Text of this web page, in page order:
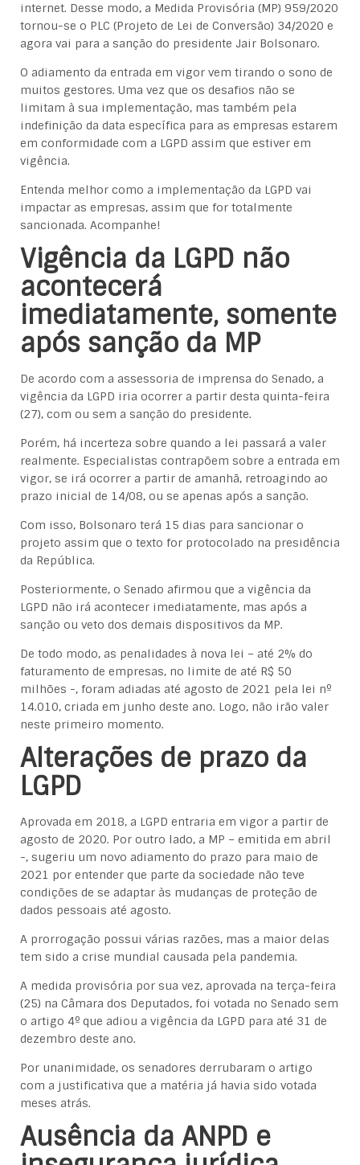
internet. Desse modo, a Medida Provisória (MP) 959/2020
tornou-se o PLC (Projeto de Lei de Conversão) 34/2020 e
agora vai para a sanção do presidente Jair Bolsonaro.
O adiamento da entrada em vigor vem tirando o sono de
muitos gestores. Uma vez que os desafios não se
limitam à sua implementação, mas também pela
indefinição da data específica para as empresas estarem
em conformidade com a LGPD assim que estiver em
vigência.
Entenda melhor como a implementação da LGPD vai
impactar as empresas, assim que for totalmente
sancionada. Acompanhe!
Vigência da LGPD não
acontecerá
imediatamente, somente
após sanção da MP
De acordo com a assessoria de imprensa do Senado, a
vigência da LGPD iria ocorrer a partir desta quinta-feira
(27), com ou sem a sanção do presidente.
Porém, há incerteza sobre quando a lei passará a valer
realmente. Especialistas contrapõem sobre a entrada em
vigor, se irá ocorrer a partir de amanhã, retroagindo ao
prazo inicial de 14/08, ou se apenas após a sanção.
Com isso, Bolsonaro terá 15 dias para sancionar o
projeto assim que o texto for protocolado na presidência
da República.
Posteriormente, o Senado afirmou que a vigência da
LGPD não irá acontecer imediatamente, mas após a
sanção ou veto dos demais dispositivos da MP.
De todo modo, as penalidades à nova lei – até 2% do
faturamento de empresas, no limite de até R$ 50
milhões -, foram adiadas até agosto de 2021 pela lei nº
14.010, criada em junho deste ano. Logo, não irão valer
neste primeiro momento.
Alterações de prazo da
LGPD
Aprovada em 2018, a LGPD entraria em vigor a partir de
agosto de 2020. Por outro lado, a MP – emitida em abril
-, sugeriu um novo adiamento do prazo para maio de
2021 por entender que parte da sociedade não teve
condições de se adaptar às mudanças de proteção de
dados pessoais até agosto.
A prorrogação possui várias razões, mas a maior delas
tem sido a crise mundial causada pela pandemia.
A medida provisória por sua vez, aprovada na terça-feira
(25) na Câmara dos Deputados, foi votada no Senado sem
o artigo 4º que adiou a vigência da LGPD para até 31 de
dezembro deste ano.
Por unanimidade, os senadores derrubaram o artigo
com a justificativa que a matéria já havia sido votada
meses atrás.
Ausência da ANPD e